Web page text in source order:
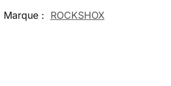
Marque : ROCKSHOX